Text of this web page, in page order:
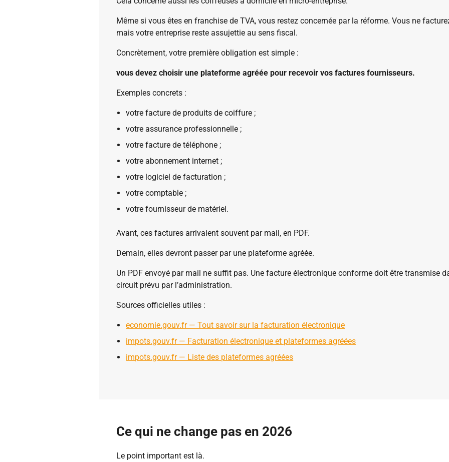
Même si vous êtes en franchise de TVA, vous restez concernée par la réforme. Vous ne
mais votre entreprise reste assujettie au sens fiscal.
Concrètement, votre première obligation est simple :
vous devez choisir une plateforme agréée pour recevoir vos factures fournisseurs.
Exemples concrets :
votre facture de produits de coiffure ;
votre assurance professionnelle ;
votre facture de téléphone ;
votre abonnement internet ;
votre logiciel de facturation ;
votre comptable ;
votre fournisseur de matériel.
Avant, ces factures arrivaient souvent par mail, en PDF.
Demain, elles devront passer par une plateforme agréée.
Un PDF envoyé par mail ne suffit pas. Une facture électronique conforme doit être transmise
circuit prévu par l’administration.
Sources officielles utiles :
economie.gouv.fr — Tout savoir sur la facturation électronique
impots.gouv.fr — Facturation électronique et plateformes agréées
impots.gouv.fr — Liste des plateformes agréées
Ce qui ne change pas en 2026
Le point important est là.